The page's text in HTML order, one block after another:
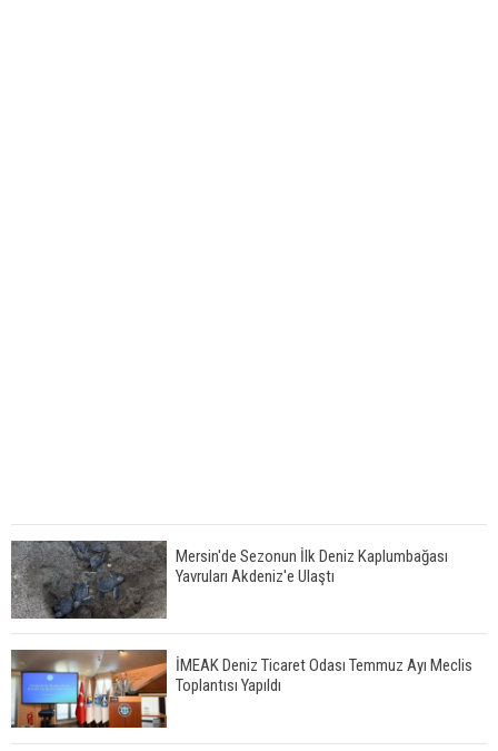
Mersin'de Sezonun İlk Deniz Kaplumbağası
Yavruları Akdeniz'e Ulaştı
İMEAK Deniz Ticaret Odası Temmuz Ayı Meclis
Toplantısı Yapıldı